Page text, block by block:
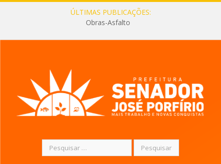
ÚLTIMAS PUBLICAÇÕES:
Obras-Asfalto
Pesquisar
por: